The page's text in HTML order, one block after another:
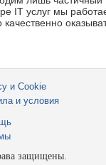
IT услуг мы
и Cookie
и условия
защищены.